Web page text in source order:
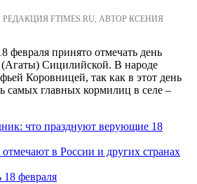
РЕДАКЦИЯ FTIMES.RU, АВТОР КСЕНИЯ
февраля принято отмечать день
Сицилийской. В народе
Коровницей, так как в этот день
самых главных кормилиц в селе –
что празднуют верующие 18
в России и других странах
18 февраля